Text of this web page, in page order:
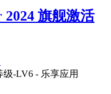
旗舰激活